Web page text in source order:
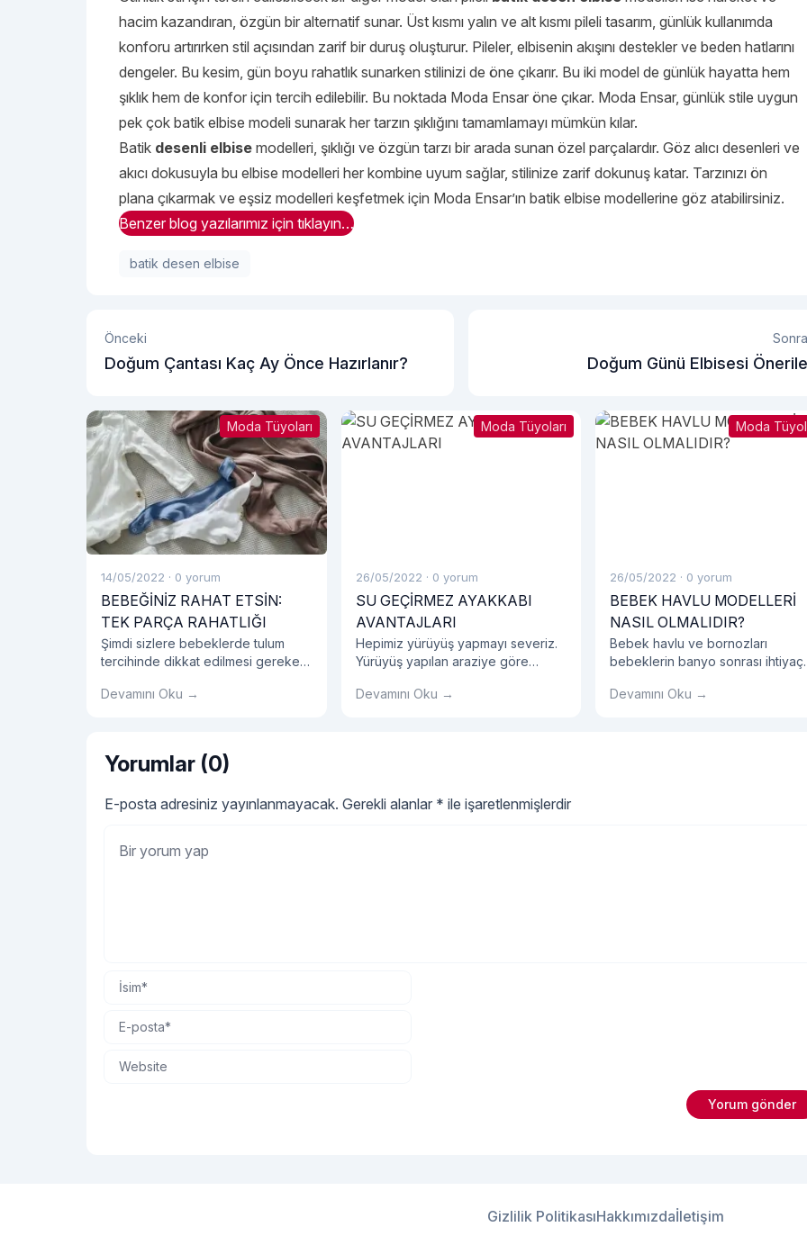
hacim kazandıran, özgün bir alternatif sunar. Üst kısmı yalın ve alt kısmı pileli tasarım, günlük kullanımda
konforu artırırken stil açısından zarif bir duruş oluşturur. Pileler, elbisenin akışını destekler ve beden hatlarını
dengeler. Bu kesim, gün boyu rahatlık sunarken stilinizi de öne çıkarır. Bu iki model de günlük hayatta hem
şıklık hem de konfor için tercih edilebilir. Bu noktada Moda Ensar öne çıkar. Moda Ensar, günlük stile uygun
pek çok batik elbise modeli sunarak her tarzın şıklığını tamamlamayı mümkün kılar.
Batik desenli elbise modelleri, şıklığı ve özgün tarzı bir arada sunan özel parçalardır. Göz alıcı desenleri ve
akıcı dokusuyla bu elbise modelleri her kombine uyum sağlar, stilinize zarif dokunuş katar. Tarzınızı ön
plana çıkarmak ve eşsiz modelleri keşfetmek için Moda Ensar’ın batik elbise modellerine göz atabilirsiniz.
Benzer blog yazılarımız için tıklayın…
batik desen elbise
Önceki
Doğum Çantası Kaç Ay Önce Hazırlanır? Doğum Günü Elbisesi
Moda Tüyoları
14/05/2022 · 0 yorum
BEBEĞİNİZ RAHAT ETSİN:
TEK PARÇA RAHATLIĞI
Şimdi sizlere bebeklerde tulum
tercihinde dikkat edilmesi gereken
seçiminin avantajlarını, tulum
Devamını Oku →
Moda Tüyoları
26/05/2022 · 0 yorum
SU GEÇİRMEZ AYAKKABI
AVANTAJLARI
Hepimiz yürüyüş yapmayı severiz.
Yürüyüş yapılan araziye göre
etmelisiniz.
Devamını Oku →
Moda
26/05/2022 · 0 yorum
BEBEK HAVLU MODELLERİ
NASIL OLMALIDIR?
Bebek havlu ve bornozları
bebeklerin banyo sonrası ihtiyaç
Devamını Oku →
Yorumlar (0)
E-posta adresiniz yayınlanmayacak. Gerekli alanlar * ile işaretlenmişlerdir
Gizlilik PolitikasıHakkımızdaİletişim